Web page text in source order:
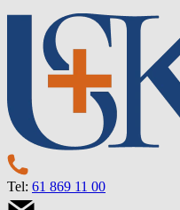
Tel: 61 869 11 00